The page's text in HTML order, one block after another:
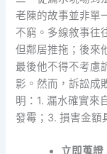
老陳的故事並非單
不窮。多線敘事往
但鄰居推拖；後來
最後他不得不考慮
影。然而，訴訟成
明：1. 漏水確實來
發霉；3. 損害金額
立即蒐證